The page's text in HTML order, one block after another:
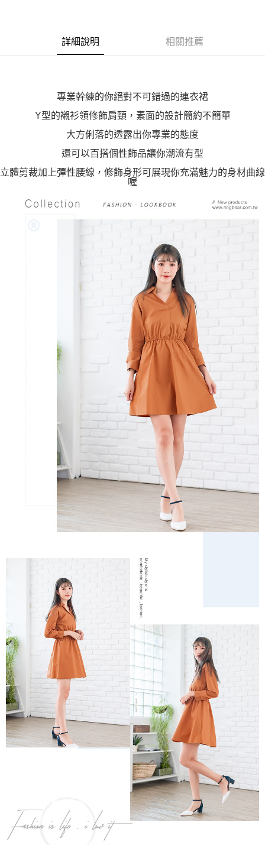
易，需依本服務之必要範圍內提供個人資料，並將交易相關給付款項請求債
權轉讓予恩沛科技股份有限公司。
「AFTEE先享後付」，若未經同意申辦者引起之損失，本公司不負相關責
４．使用「AFTEE先享後付」時，將依據個別帳號之用戶狀況，依本公司即
時審查核予不同之上限額度；若仍有額度不足之情形，本公司將視審查結果
請求用戶進行身份認證。
恩沛科技股份有限公司將有權停止該用戶之使用額度並採取法律行動。
詳細說明 相關推薦
專業幹練的你絕對不可錯過的連衣裙
Y型的襯衫領修飾肩頸，素面的設計簡約不簡單
大方俐落的透露出你專業的態度
還可以百搭個性飾品讓你潮流有型
立體剪裁加上彈性腰線，修飾身形可展現你充滿魅力的身材曲線
喔